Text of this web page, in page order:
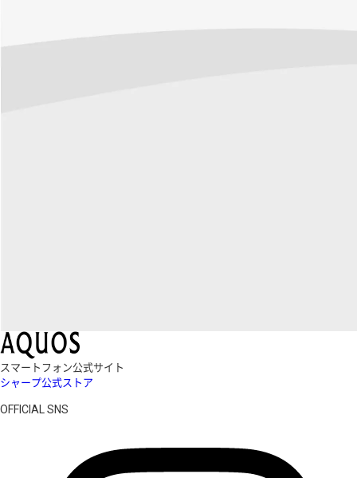
スマートフォン公式サイト
シャープ公式ストア
OFFICIAL SNS